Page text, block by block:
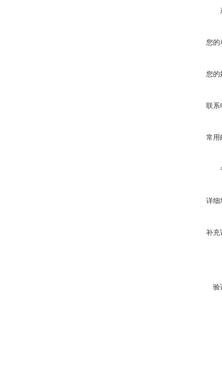
您的
您的
联系
常用
详细
补充
验